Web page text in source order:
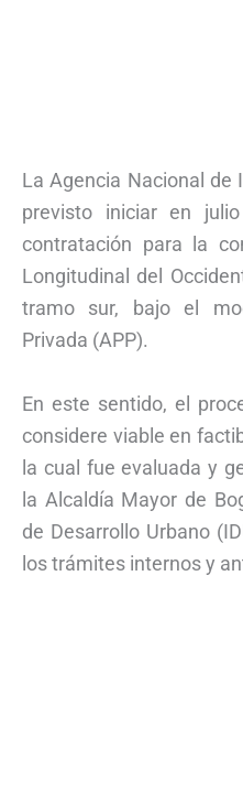
La Agencia Nacional de
previsto iniciar en
contratación para la
Longitudinal del
tramo sur, bajo el
Privada (APP).
En este sentido, el
considere viable en
la cual fue evaluada y
la Alcaldía Mayor de
de Desarrollo Urbano
los trámites internos y